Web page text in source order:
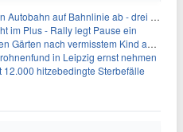
auf Bahnlinie ab - drei Tote
im Plus - Rally legt Pause ein
nach vermisstem Kind absuchen
in Leipzig ernst nehmen
12.000 hitzebedingte Sterbefälle